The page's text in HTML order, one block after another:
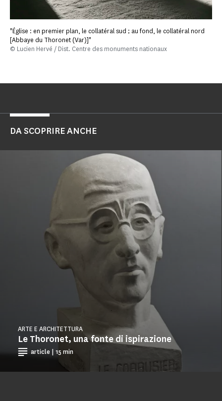
"Église : en premier plan, le collatéral sud ; au fond, le collatéral nord
[Abbaye du Thoronet (Var)]"
© Lucien Hervé / Dist. Centre des monuments nationaux
DA SCOPRIRE ANCHE
Le Thoronet, una fonte di ispirazione
ARTE E ARCHITETTURA
article | 15 min